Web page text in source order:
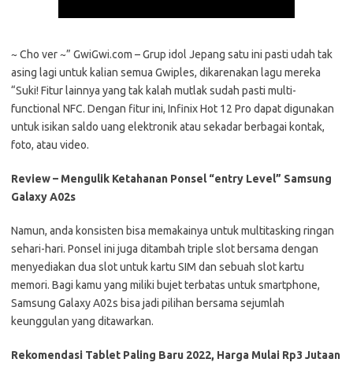
~ Cho ver ~” GwiGwi.com – Grup idol Jepang satu ini pasti udah tak
asing lagi untuk kalian semua Gwiples, dikarenakan lagu mereka
“Suki! Fitur lainnya yang tak kalah mutlak sudah pasti multi-
functional NFC. Dengan fitur ini, Infinix Hot 12 Pro dapat digunakan
untuk isikan saldo uang elektronik atau sekadar berbagai kontak,
foto, atau video.
Review – Mengulik Ketahanan Ponsel “entry Level” Samsung
Galaxy A02s
Namun, anda konsisten bisa memakainya untuk multitasking ringan
sehari-hari. Ponsel ini juga ditambah triple slot bersama dengan
menyediakan dua slot untuk kartu SIM dan sebuah slot kartu
memori. Bagi kamu yang miliki bujet terbatas untuk smartphone,
Samsung Galaxy A02s bisa jadi pilihan bersama sejumlah
keunggulan yang ditawarkan.
Rekomendasi Tablet Paling Baru 2022, Harga Mulai Rp3 Jutaan